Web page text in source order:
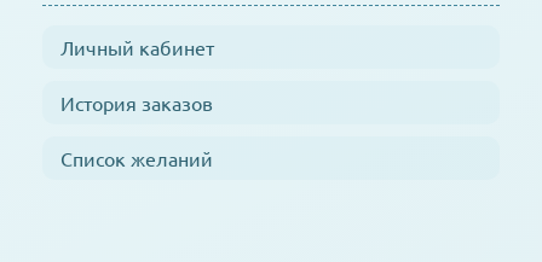
Личный кабинет
История заказов
Список желаний